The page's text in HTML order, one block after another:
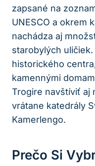
zapsané na
UNESCO a okrem
nachádza aj
starobylých
historického
kamennými
Trogire navštíviť aj
vrátane katedrály
Kamerlengo.
Prečo Si